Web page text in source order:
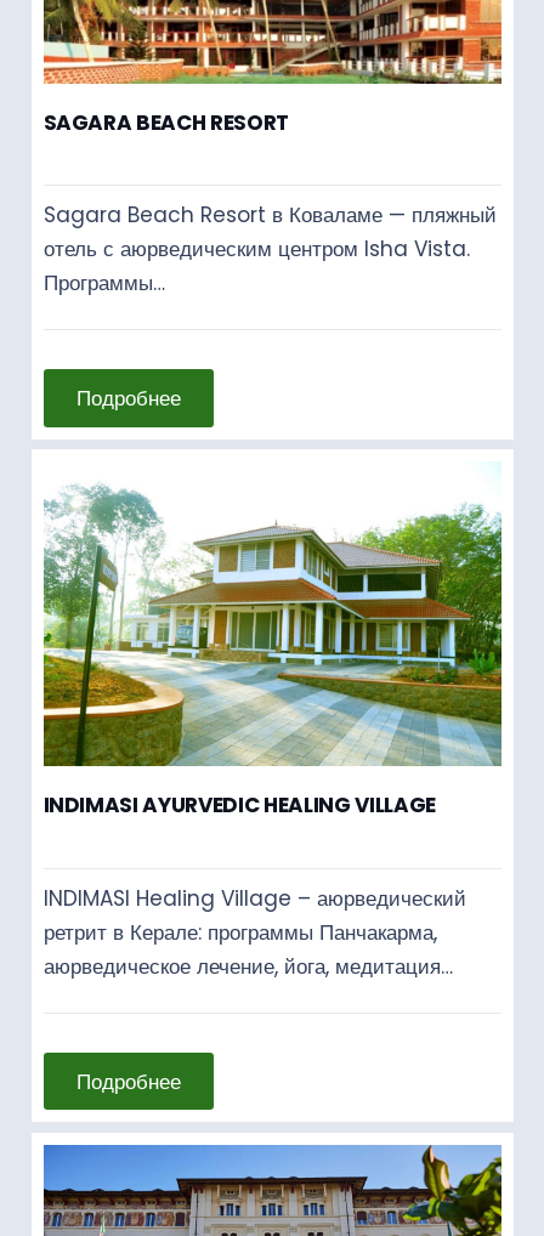
SAGARA BEACH RESORT
Sagara Beach Resort в Коваламе — пляжный
отель с аюрведическим центром Isha Vista.
Программы…
Подробнее
INDIMASI AYURVEDIC HEALING VILLAGE
INDIMASI Healing Village – аюрведический
ретрит в Керале: программы Панчакарма,
аюрведическое лечение, йога, медитация…
Подробнее